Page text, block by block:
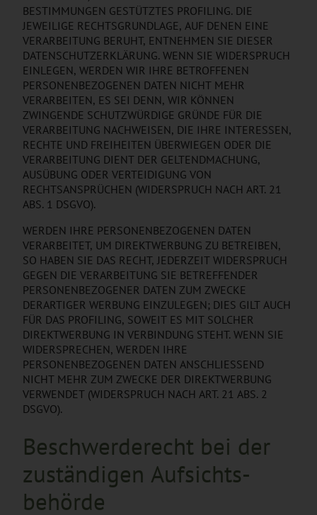
BESTIMMUNGEN GESTÜTZTES PROFILING. DIE
JEWEILIGE RECHTSGRUNDLAGE, AUF DENEN EINE
VERARBEITUNG BERUHT, ENTNEHMEN SIE DIESER
DATENSCHUTZERKLÄRUNG. WENN SIE WIDERSPRUCH
EINLEGEN, WERDEN WIR IHRE BETROFFENEN
PERSONENBEZOGENEN DATEN NICHT MEHR
VERARBEITEN, ES SEI DENN, WIR KÖNNEN
ZWINGENDE SCHUTZWÜRDIGE GRÜNDE FÜR DIE
VERARBEITUNG NACHWEISEN, DIE IHRE INTERESSEN,
RECHTE UND FREIHEITEN ÜBERWIEGEN ODER DIE
VERARBEITUNG DIENT DER GELTENDMACHUNG,
AUSÜBUNG ODER VERTEIDIGUNG VON
RECHTSANSPRÜCHEN (WIDERSPRUCH NACH ART. 21
ABS. 1 DSGVO).
WERDEN IHRE PERSONENBEZOGENEN DATEN
VERARBEITET, UM DIREKTWERBUNG ZU BETREIBEN,
SO HABEN SIE DAS RECHT, JEDERZEIT WIDERSPRUCH
GEGEN DIE VERARBEITUNG SIE BETREFFENDER
PERSONENBEZOGENER DATEN ZUM ZWECKE
DERARTIGER WERBUNG EINZULEGEN; DIES GILT AUCH
FÜR DAS PROFILING, SOWEIT ES MIT SOLCHER
DIREKTWERBUNG IN VERBINDUNG STEHT. WENN SIE
WIDERSPRECHEN, WERDEN IHRE
PERSONENBEZOGENEN DATEN ANSCHLIESSEND
NICHT MEHR ZUM ZWECKE DER DIREKTWERBUNG
VERWENDET (WIDERSPRUCH NACH ART. 21 ABS. 2
DSGVO).
Beschwerde­recht bei der
zuständigen Aufsichts­
behörde